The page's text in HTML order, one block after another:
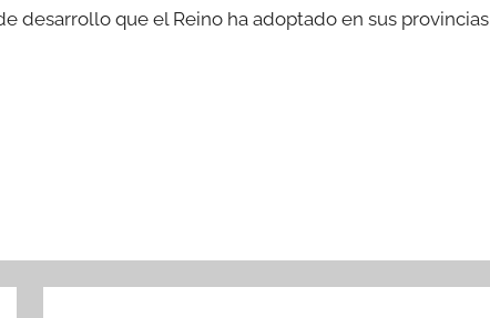
desarrollo que el Reino ha adoptado en sus provincias